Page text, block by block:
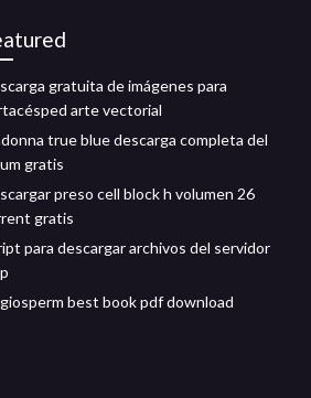
gratuita de imágenes para
arte vectorial
true blue descarga completa del
gratis
preso cell block h volumen 26
gratis
para descargar archivos del servidor
best book pdf download